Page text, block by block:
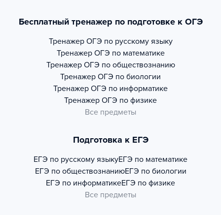
Бесплатный тренажер по подготовке к ОГЭ
Тренажер ОГЭ по русскому языку
Тренажер ОГЭ по математике
Тренажер ОГЭ по обществознанию
Тренажер ОГЭ по биологии
Тренажер ОГЭ по информатике
Тренажер ОГЭ по физике
Все предметы
Подготовка к ЕГЭ
ЕГЭ по русскому языкуЕГЭ по математике
ЕГЭ по обществознаниюЕГЭ по биологии
ЕГЭ по информатикеЕГЭ по физике
Все предметы